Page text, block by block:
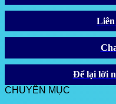
Liên
Để lại lời
CHUYÊN MỤC